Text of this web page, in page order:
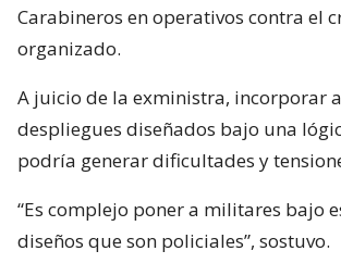
Carabineros en operativos contra el
organizado.
A juicio de la exministra, incorporar
despliegues diseñados bajo una
podría generar dificultades y
“Es complejo poner a militares bajo
diseños que son policiales”, sostuvo.